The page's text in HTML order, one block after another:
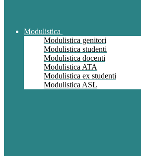
Modulistica
Modulistica genitori
Modulistica studenti
Modulistica docenti
Modulistica ATA
Modulistica ex studenti
Modulistica ASL